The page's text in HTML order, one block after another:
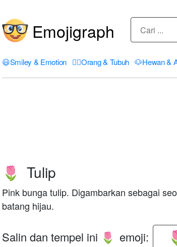
Emojigraph
😃Smiley & Emotion 🤦‍♀️Orang & Tubuh 🐶Hewan &
🌷 Tulip
Pink bunga tulip. Digambarkan sebagai
batang hijau.
Salin dan tempel ini 🌷 emoji: